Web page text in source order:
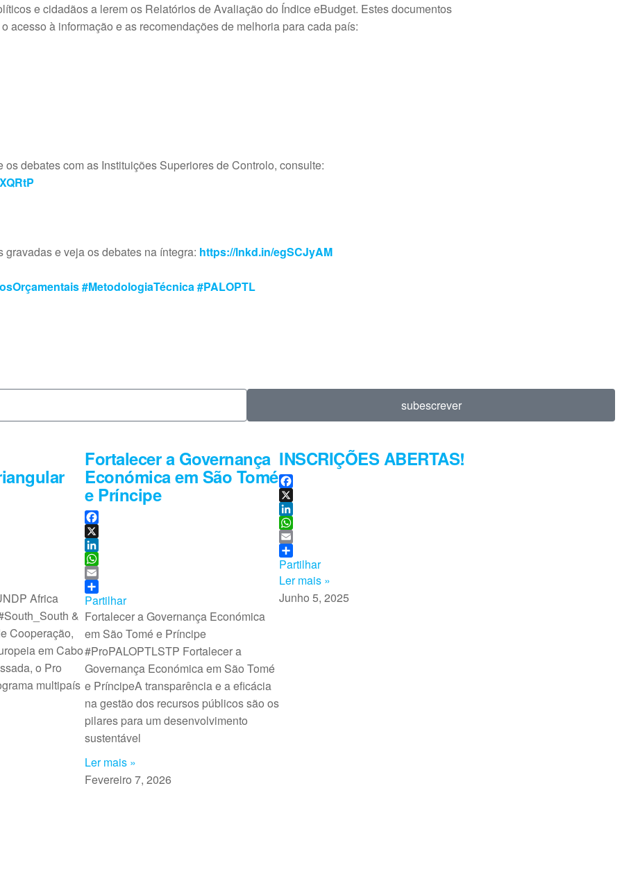
e cidadãos a lerem os Relatórios de Avaliação do Índice eBudget. Estes documentos
acesso à informação e as recomendações de melhoria para cada país:
debates com as Instituições Superiores de Controlo, consulte:
e veja os debates na íntegra: https://lnkd.in/egSCJyAM
#MetodologiaTécnica#PALOPTL
subescrever
Africa
&
Cooperação,
em Cabo
o Pro
multipaís
Fortalecer a Governança
Económica em São Tomé
e Príncipe
F
a
c
e
b
o
o
k
X
L
i
n
k
e
d
I
n
W
h
a
t
s
A
p
p
E
m
a
i
l
Partilhar
Fortalecer a Governança Económica
em São Tomé e Príncipe
#ProPALOPTLSTP Fortalecer a
Governança Económica em São Tomé
e PríncipeA transparência e a eficácia
na gestão dos recursos públicos são os
pilares para um desenvolvimento
sustentável
Ler mais »
Fevereiro 7, 2026
INSCRIÇÕES ABERTAS!
F
a
c
e
b
o
o
k
X
L
i
n
k
e
d
I
W
h
a
t
s
A
E
m
a
l
Partilhar
Ler mais »
Junho 5, 2025